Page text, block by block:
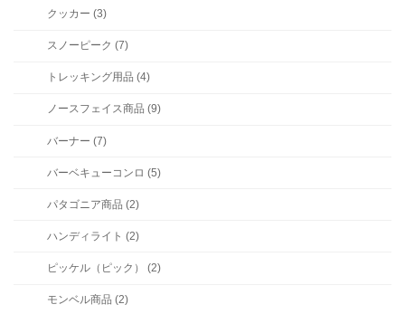
クッカー (3)
スノーピーク (7)
トレッキング用品 (4)
ノースフェイス商品 (9)
バーナー (7)
バーベキューコンロ (5)
パタゴニア商品 (2)
ハンディライト (2)
ピッケル（ピック） (2)
モンベル商品 (2)